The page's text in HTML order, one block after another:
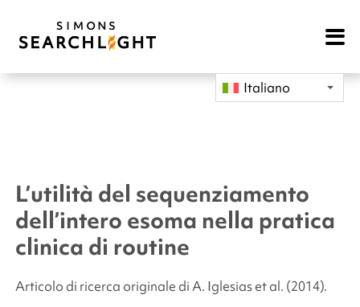
Open
Italiano
L’utilità del sequenziamento
dell’intero esoma nella pratica
clinica di routine
Articolo di ricerca originale di A. Iglesias et al. (2014).